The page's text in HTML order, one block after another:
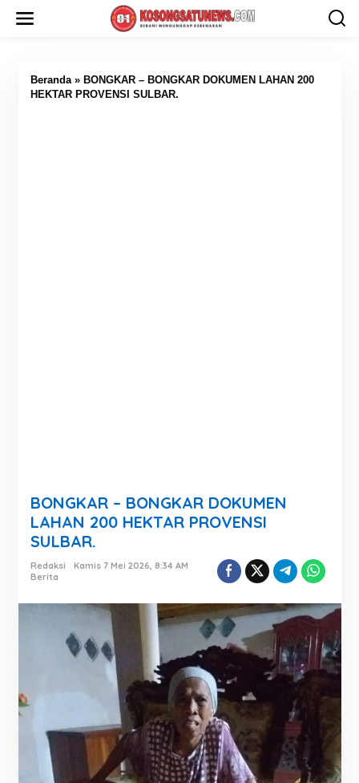
Beranda» BONGKAR – BONGKAR DOKUMEN LAHAN 200
HEKTAR PROVENSI SULBAR.
BONGKAR – BONGKAR DOKUMEN
LAHAN 200 HEKTAR PROVENSI
SULBAR.
Redaksi
Kamis 7 Mei 2026, 8:34 AM
Berita